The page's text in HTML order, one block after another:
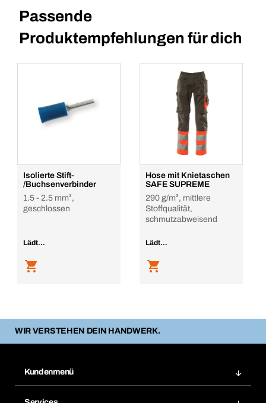
Passende
Produktempfehlungen für dich
Isolierte Stift-
/Buchsenverbinder
1.5 - 2.5 mm²,
geschlossen
Lädt...
Hose mit Knietaschen
SAFE SUPREME
290 g/m², mittlere
Stoffqualität,
schmutzabweisend
Lädt...
WIR VERSTEHEN DEIN HANDWERK.
Kundenmenü